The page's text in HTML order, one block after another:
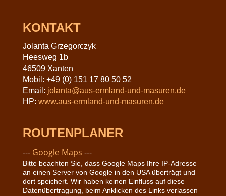
KONTAKT
Jolanta Grzegorczyk
Heesweg 1b
46509 Xanten
Mobil: +49 (0) 151 17 80 50 52
Email: jolanta@aus-ermland-und-masuren.de
HP: www.aus-ermland-und-masuren.de
ROUTENPLANER
--- Google Maps ---
Bitte beachten Sie, dass Google Maps Ihre IP-Adresse
an einen Server von Google in den USA überträgt und
dort speichert. Wir haben keinen Einfluss auf diese
Datenübertragung, beim Anklicken des Links verlassen